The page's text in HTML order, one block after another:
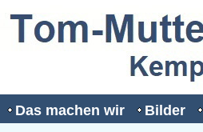
Das machen wir Bilder